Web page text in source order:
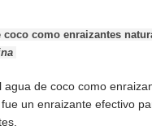
como enraizantes
de coco como
un enraizante efectivo